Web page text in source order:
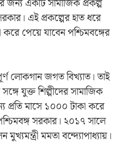
জন্য একটি সামাজিক প্রকল্প
এই প্রকল্পের হাত ধরে
করে পেয়ে যাবেন পশ্চিমবঙ্গের
লোকগান জগত বিখ্যাত। তাই
যুক্ত শিল্পীদের সামাজিক
প্রতি মাসে ১০০০ টাকা করে
সরকার। ২০১৭ সালে
মুখ্যমন্ত্রী মমতা বন্দ্যোপাধ্যায়।